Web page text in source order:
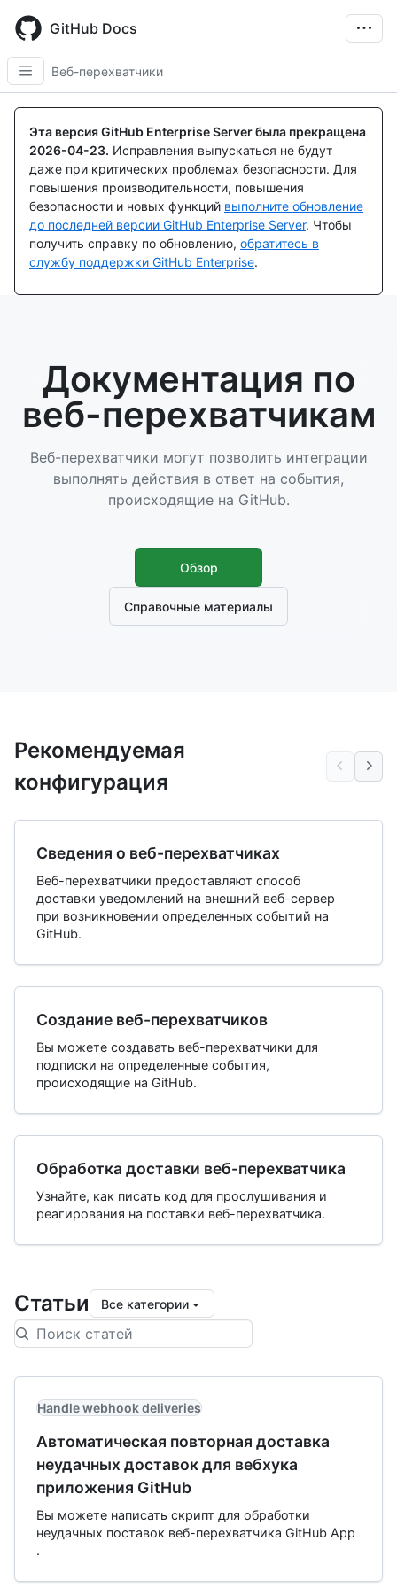
main
content
GitHub Docs
Веб-перехватчики
Эта версия GitHub Enterprise Server была прекращена
2026-04-23. Исправления выпускаться не будут
даже при критических проблемах безопасности. Для
повышения производительности, повышения
безопасности и новых функций выполните обновление
до последней версии GitHub Enterprise Server. Чтобы
получить справку по обновлению, обратитесь в
службу поддержки GitHub Enterprise.
Документация по
веб-перехватчикам
Веб-перехватчики могут позволить интеграции
выполнять действия в ответ на события,
происходящие на GitHub.
Обзор
Справочные материалы
Рекомендуемая
конфигурация
Сведения о веб-перехватчиках
Веб-перехватчики предоставляют способ
доставки уведомлений на внешний веб-сервер
при возникновении определенных событий на
GitHub.
Создание веб-перехватчиков
Вы можете создавать веб-перехватчики для
подписки на определенные события,
происходящие на GitHub.
Обработка доставки веб-перехватчика
Узнайте, как писать код для прослушивания и
реагирования на поставки веб-перехватчика.
Статьи Все категории
Handle webhook deliveries
Автоматическая повторная доставка
неудачных доставок для вебхука
приложения GitHub
Вы можете написать скрипт для обработки
неудачных поставок веб-перехватчика GitHub App
.